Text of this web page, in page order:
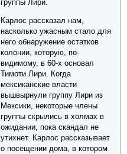
группы Лири.
Карлос рассказал нам,
насколько ужасным стало для
него обнаружение остатков
колонии, которую, по-
видимому, в 60-х основал
Тимоти Лири. Когда
мексиканские власти
вышвырнули группу Лири из
Мексики, некоторые члены
группы скрылись в холмах в
ожидании, пока скандал не
утихнет. Карлос рассказывает
о посещении дома, в котором